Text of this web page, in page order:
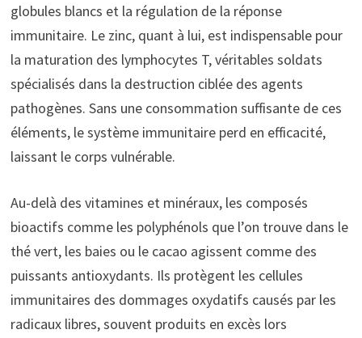
globules blancs et la régulation de la réponse
immunitaire. Le zinc, quant à lui, est indispensable pour
la maturation des lymphocytes T, véritables soldats
spécialisés dans la destruction ciblée des agents
pathogènes. Sans une consommation suffisante de ces
éléments, le système immunitaire perd en efficacité,
laissant le corps vulnérable.
Au-delà des vitamines et minéraux, les composés
bioactifs comme les polyphénols que l’on trouve dans le
thé vert, les baies ou le cacao agissent comme des
puissants antioxydants. Ils protègent les cellules
immunitaires des dommages oxydatifs causés par les
radicaux libres, souvent produits en excès lors